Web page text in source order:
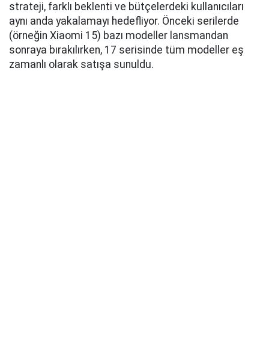
strateji, farklı beklenti ve bütçelerdeki kullanıcıları
aynı anda yakalamayı hedefliyor. Önceki serilerde
(örneğin Xiaomi 15) bazı modeller lansmandan
sonraya bırakılırken, 17 serisinde tüm modeller eş
zamanlı olarak satışa sunuldu.